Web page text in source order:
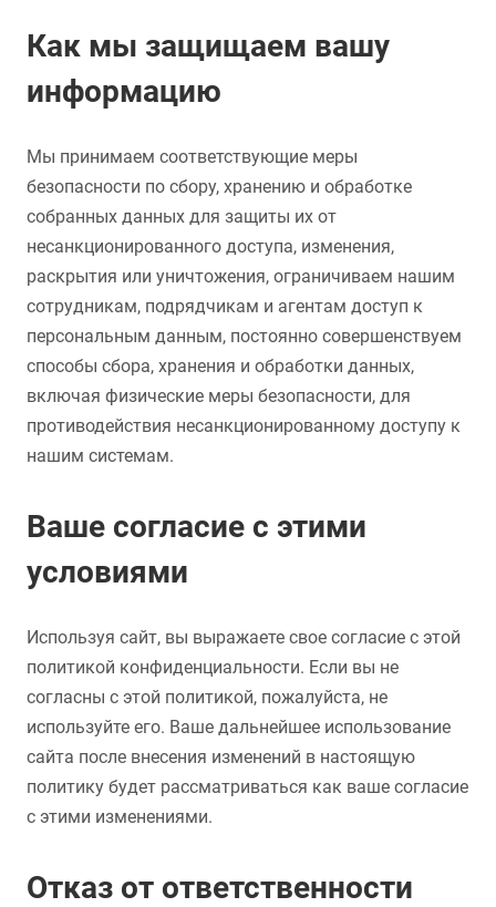
Как мы защищаем вашу
информацию
Мы принимаем соответствующие меры
безопасности по сбору, хранению и обработке
собранных данных для защиты их от
несанкционированного доступа, изменения,
раскрытия или уничтожения, ограничиваем нашим
сотрудникам, подрядчикам и агентам доступ к
персональным данным, постоянно совершенствуем
способы сбора, хранения и обработки данных,
включая физические меры безопасности, для
противодействия несанкционированному доступу к
нашим системам.
Ваше согласие с этими
условиями
Используя сайт, вы выражаете свое согласие с этой
политикой конфиденциальности. Если вы не
согласны с этой политикой, пожалуйста, не
используйте его. Ваше дальнейшее использование
сайта после внесения изменений в настоящую
политику будет рассматриваться как ваше согласие
с этими изменениями.
Отказ от ответственности